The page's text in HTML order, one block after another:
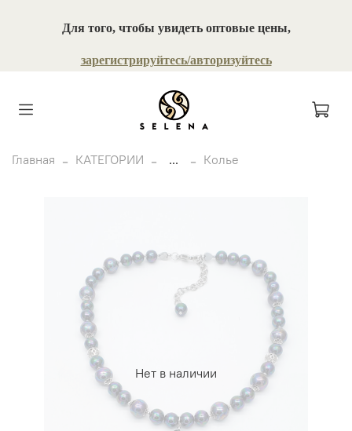
Для того, чтобы увидеть оптовые цены,
зарегистрируйтесь/авторизуйтесь
Главная КАТЕГОРИИ ... Колье
Нет в наличии